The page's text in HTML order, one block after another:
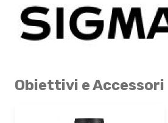
Obiettivi e Accessori